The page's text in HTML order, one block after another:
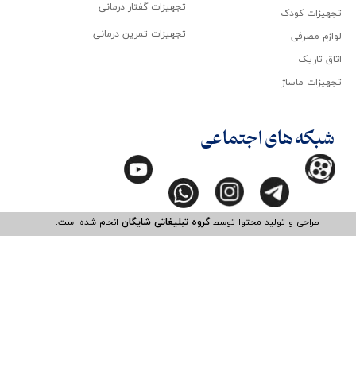
طراحی و تولید محتوا توسطگروه تبلیغاتی شایگانانجام شده است.​​​​​​​
تجهیزات کودک
لوازم مصرفی
اتاق تاریک
تجهیزات ماساژ
تجهیزات گفتار درمانی
تجهیزات تمرین درمانی
شبکه های اجتماعی